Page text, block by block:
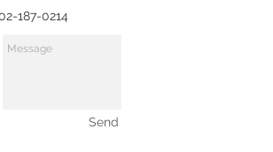
187-0214
Send